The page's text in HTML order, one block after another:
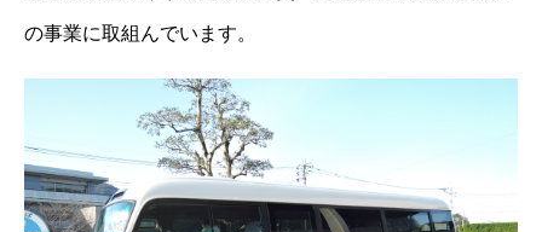
の事業に取組んでいます。